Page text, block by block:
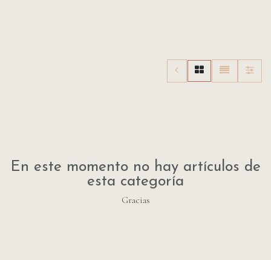
En este momento no hay artículos de
esta categoría
Gracias